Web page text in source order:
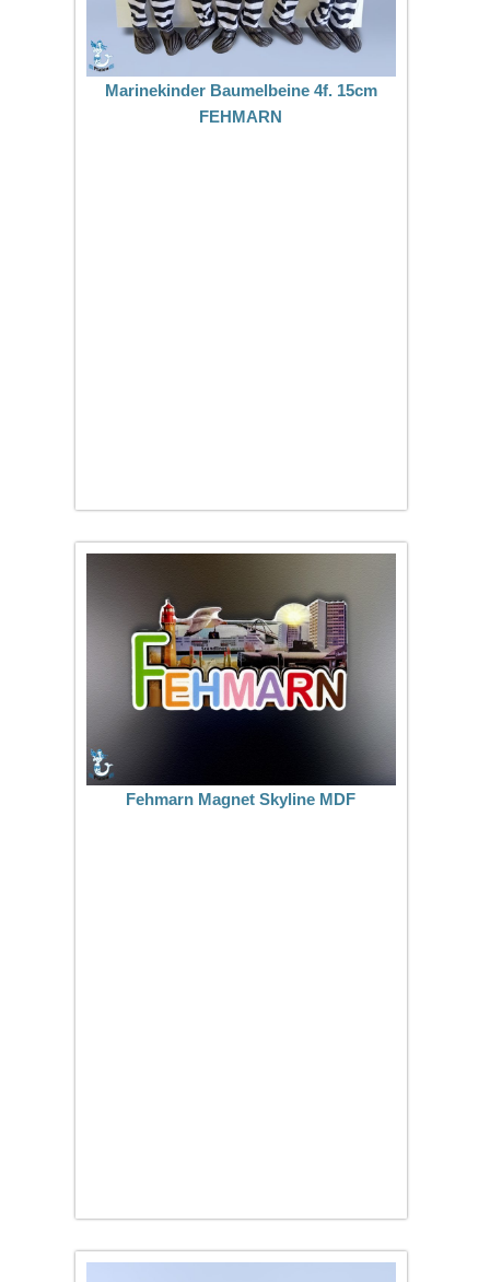
Marinekinder Baumelbeine 4f. 15cm
FEHMARN
Fehmarn Magnet Skyline MDF